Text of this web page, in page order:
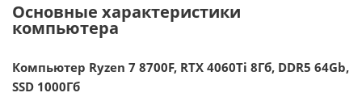
Основные характеристики
компьютера
Компьютер Ryzen 7 8700F, RTX 4060Ti 8Гб, DDR5 64Gb,
SSD 1000Гб